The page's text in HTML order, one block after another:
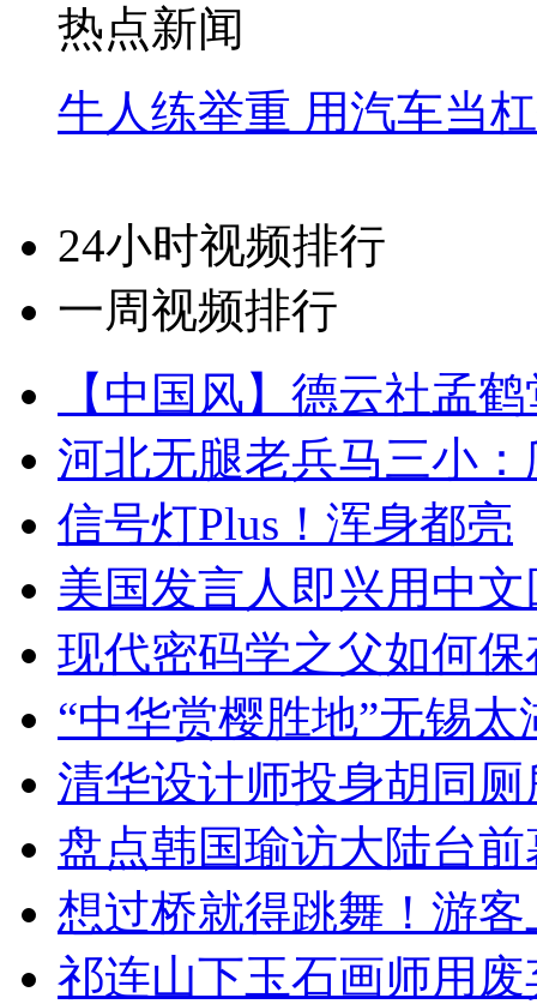
热点新闻
牛人练举重 用汽车当
24小时视频排行
一周视频排行
【中国风】德云社孟
河北无腿老兵马三小
信号灯Plus！浑身都亮
美国发言人即兴用中
现代密码学之父如何
“中华赏樱胜地”无锡
清华设计师投身胡同
盘点韩国瑜访大陆台
想过桥就得跳舞！游客
祁连山下玉石画师用